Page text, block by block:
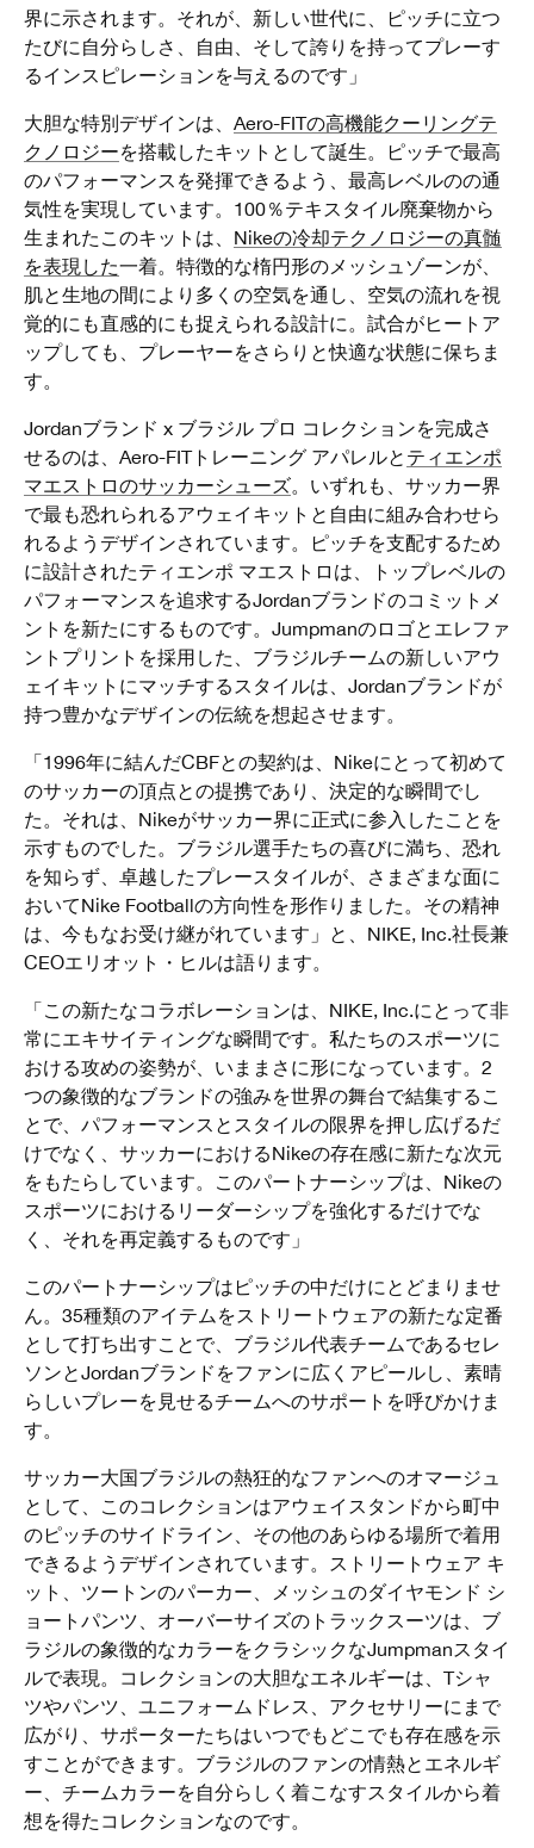
界に示されます。それが、新しい世代に、ピッチに立つ
たびに自分らしさ、自由、そして誇りを持ってプレーす
るインスピレーションを与えるのです」
大胆な特別デザインは、 Aero-FITの高機能クーリングテ
クノロジーを搭載したキットとして誕生。ピッチで最高
のパフォーマンスを発揮できるよう、最高レベルのの通
気性を実現しています。100％テキスタイル廃棄物から
生まれたこのキットは、 Nikeの冷却テクノロジーの真髄
を表現した一着。特徴的な楕円形のメッシュゾーンが、
肌と生地の間により多くの空気を通し、空気の流れを視
覚的にも直感的にも捉えられる設計に。試合がヒートア
ップしても、プレーヤーをさらりと快適な状態に保ちま
す。
Jordanブランド x ブラジル プロ コレクションを完成さ
せるのは、Aero-FITトレーニング アパレルと ティエンポ
マエストロのサッカーシューズ。いずれも、サッカー界
で最も恐れられるアウェイキットと自由に組み合わせら
れるようデザインされています。ピッチを支配するため
に設計されたティエンポ マエストロは、トップレベルの
パフォーマンスを追求するJordanブランドのコミットメ
ントを新たにするものです。Jumpmanのロゴとエレファ
ントプリントを採用した、ブラジルチームの新しいアウ
ェイキットにマッチするスタイルは、Jordanブランドが
持つ豊かなデザインの伝統を想起させます。
「1996年に結んだCBFとの契約は、Nikeにとって初めて
のサッカーの頂点との提携であり、決定的な瞬間でし
た。それは、Nikeがサッカー界に正式に参入したことを
示すものでした。ブラジル選手たちの喜びに満ち、恐れ
を知らず、卓越したプレースタイルが、さまざまな面に
おいてNike Footballの方向性を形作りました。その精神
は、今もなお受け継がれています」と、NIKE, Inc.社長兼
CEOエリオット・ヒルは語ります。
「この新たなコラボレーションは、NIKE, Inc.にとって非
常にエキサイティングな瞬間です。私たちのスポーツに
おける攻めの姿勢が、いままさに形になっています。2
つの象徴的なブランドの強みを世界の舞台で結集するこ
とで、パフォーマンスとスタイルの限界を押し広げるだ
けでなく、サッカーにおけるNikeの存在感に新たな次元
をもたらしています。このパートナーシップは、Nikeの
スポーツにおけるリーダーシップを強化するだけでな
く、それを再定義するものです」
このパートナーシップはピッチの中だけにとどまりませ
ん。35種類のアイテムをストリートウェアの新たな定番
として打ち出すことで、ブラジル代表チームであるセレ
ソンとJordanブランドをファンに広くアピールし、素晴
らしいプレーを見せるチームへのサポートを呼びかけま
す。
サッカー大国ブラジルの熱狂的なファンへのオマージュ
として、このコレクションはアウェイスタンドから町中
のピッチのサイドライン、その他のあらゆる場所で着用
できるようデザインされています。ストリートウェア キ
ット、ツートンのパーカー、メッシュのダイヤモンド シ
ョートパンツ、オーバーサイズのトラックスーツは、ブ
ラジルの象徴的なカラーをクラシックなJumpmanスタイ
ルで表現。コレクションの大胆なエネルギーは、Tシャ
ツやパンツ、ユニフォームドレス、アクセサリーにまで
広がり、サポーターたちはいつでもどこでも存在感を示
すことができます。ブラジルのファンの情熱とエネルギ
ー、チームカラーを自分らしく着こなすスタイルから着
想を得たコレクションなのです。